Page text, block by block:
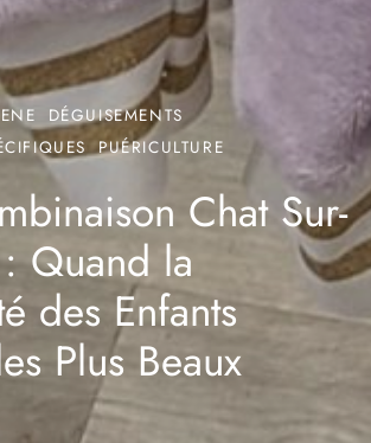
DÉGUISEMENTS
PUÉRICULTURE
Chat Sur-
Quand la
des Enfants
Plus Beaux